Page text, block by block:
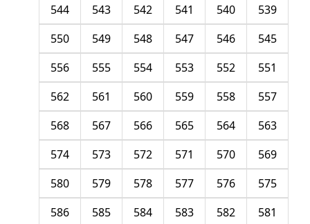
539
540
541
542
543
544
545
546
547
548
549
550
551
552
553
554
555
556
557
558
559
560
561
562
563
564
565
566
567
568
569
570
571
572
573
574
575
576
577
578
579
580
581
582
583
584
585
586